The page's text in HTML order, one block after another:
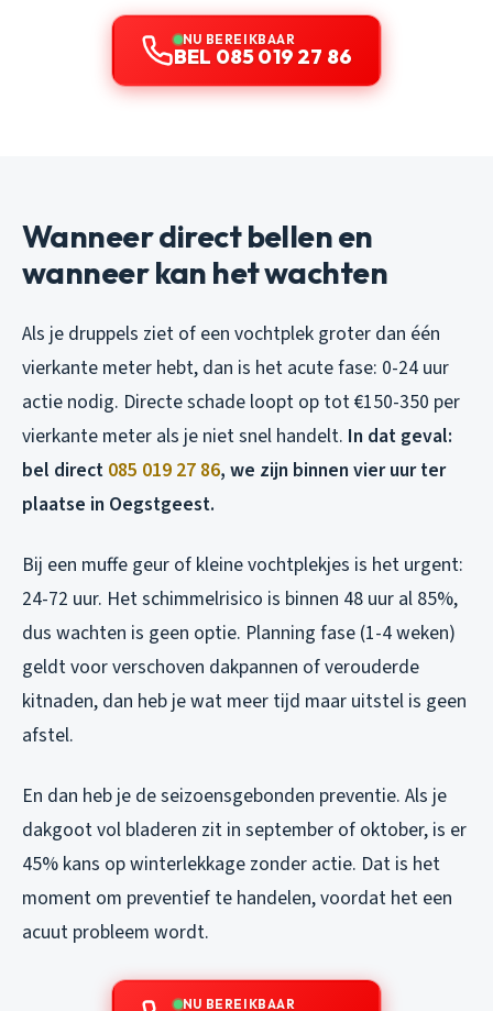
NU BEREIKBAAR
BEL 085 019 27 86
Wanneer direct bellen en
wanneer kan het wachten
Als je druppels ziet of een vochtplek groter dan één
vierkante meter hebt, dan is het acute fase: 0-24 uur
actie nodig. Directe schade loopt op tot €150-350 per
vierkante meter als je niet snel handelt. In dat geval:
bel direct 085 019 27 86, we zijn binnen vier uur ter
plaatse in Oegstgeest.
Bij een muffe geur of kleine vochtplekjes is het urgent:
24-72 uur. Het schimmelrisico is binnen 48 uur al 85%,
dus wachten is geen optie. Planning fase (1-4 weken)
geldt voor verschoven dakpannen of verouderde
kitnaden, dan heb je wat meer tijd maar uitstel is geen
afstel.
En dan heb je de seizoensgebonden preventie. Als je
dakgoot vol bladeren zit in september of oktober, is er
45% kans op winterlekkage zonder actie. Dat is het
moment om preventief te handelen, voordat het een
acuut probleem wordt.
NU BEREIKBAAR